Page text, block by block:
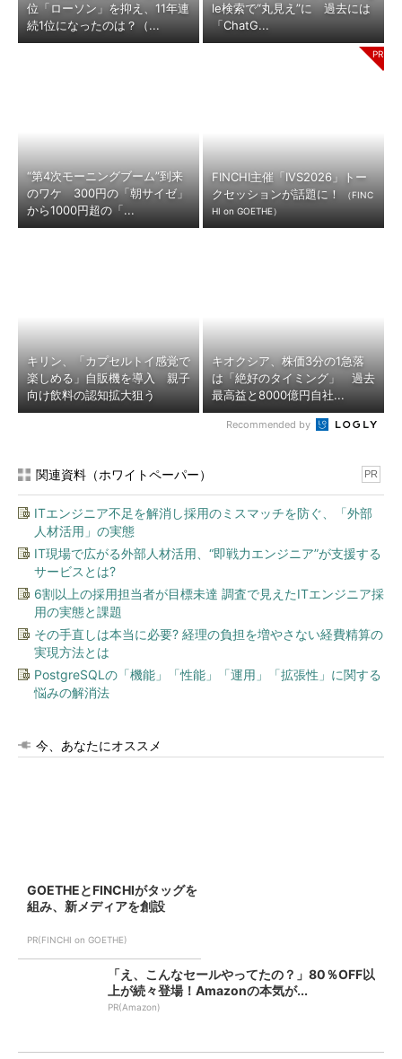
位「ローソン」を抑え、11年連
続1位になったのは？（...
le検索で“丸見え”に 過去には
「ChatG...
“第4次モーニングブーム”到来
のワケ 300円の「朝サイゼ」
から1000円超の「...
FINCHI主催「IVS2026」トー
クセッションが話題に！
（FINC
HI on GOETHE）
キリン、「カプセルトイ感覚で
楽しめる」自販機を導入 親子
向け飲料の認知拡大狙う
キオクシア、株価3分の1急落
は「絶好のタイミング」 過去
最高益と8000億円自社...
Recommended by
関連資料（ホワイトペーパー） PR
ITエンジニア不足を解消し採用のミスマッチを防ぐ、「外部
人材活用」の実態
IT現場で広がる外部人材活用、“即戦力エンジニア”が支援する
サービスとは?
6割以上の採用担当者が目標未達 調査で見えたITエンジニア採
用の実態と課題
その手直しは本当に必要? 経理の負担を増やさない経費精算の
実現方法とは
PostgreSQLの「機能」「性能」「運用」「拡張性」に関する
悩みの解消法
今、あなたにオススメ
GOETHEとFINCHIがタッグを
組み、新メディアを創設
PR(FINCHI on GOETHE)
「え、こんなセールやってたの？」80％OFF以
上が続々登場！Amazonの本気が...
PR(Amazon)